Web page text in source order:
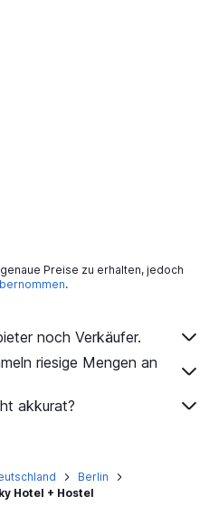
Preise zu erhalten, jedoch
.
noch Verkäufer.
riesige Mengen an
akkurat?
Berlin
Hotel + Hostel